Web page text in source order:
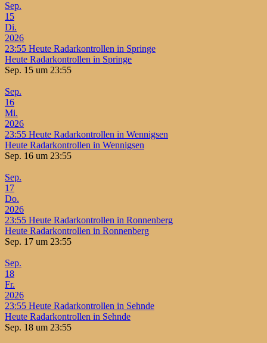
Sep.
15
Di.
2026
23:55 Heute Radarkontrollen in Springe
Heute Radarkontrollen in Springe
Sep. 15 um 23:55
Sep.
16
Mi.
2026
23:55 Heute Radarkontrollen in Wennigsen
Heute Radarkontrollen in Wennigsen
Sep. 16 um 23:55
Sep.
17
Do.
2026
23:55 Heute Radarkontrollen in Ronnenberg
Heute Radarkontrollen in Ronnenberg
Sep. 17 um 23:55
Sep.
18
Fr.
2026
23:55 Heute Radarkontrollen in Sehnde
Heute Radarkontrollen in Sehnde
Sep. 18 um 23:55